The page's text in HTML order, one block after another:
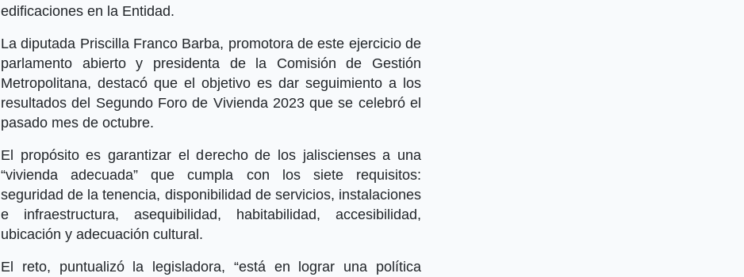
edificaciones en la Entidad.
La diputada Priscilla Franco Barba, promotora de este ejercicio de
parlamento abierto y presidenta de la Comisión de Gestión
Metropolitana, destacó que el objetivo es dar seguimiento a los
resultados del Segundo Foro de Vivienda 2023 que se celebró el
pasado mes de octubre.
El propósito es garantizar el derecho de los jaliscienses a una
“vivienda adecuada” que cumpla con los siete requisitos:
seguridad de la tenencia, disponibilidad de servicios, instalaciones
e infraestructura, asequibilidad, habitabilidad, accesibilidad,
ubicación y adecuación cultural.
El reto, puntualizó la legisladora, “está en lograr una política